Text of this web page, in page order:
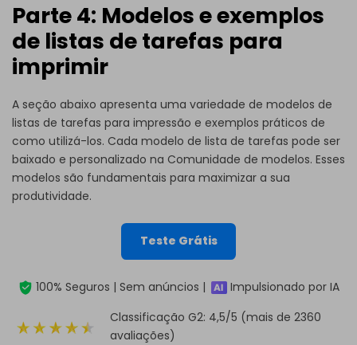
Parte 4: Modelos e exemplos
de listas de tarefas para
imprimir
A seção abaixo apresenta uma variedade de modelos de
listas de tarefas para impressão e exemplos práticos de
como utilizá-los. Cada modelo de lista de tarefas pode ser
baixado e personalizado na Comunidade de modelos. Esses
modelos são fundamentais para maximizar a sua
produtividade.
Teste Grátis
100% Seguros | Sem anúncios |
Impulsionado por IA
Classificação G2: 4,5/5 (mais de 2360
avaliações)